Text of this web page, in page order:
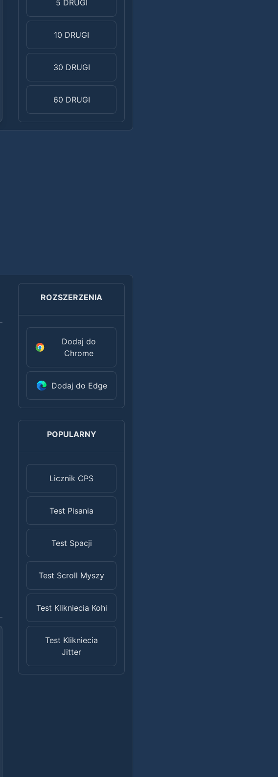
5 DRUGI
10 DRUGI
30 DRUGI
60 DRUGI
ROZSZERZENIA
Dodaj do
Chrome
Dodaj do Edge
POPULARNY
Licznik CPS
Test Pisania
Test Spacji
Test Scroll Myszy
Test Klikniecia Kohi
Test Klikniecia
Jitter